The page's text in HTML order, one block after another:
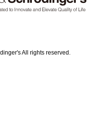
All rights reserved.